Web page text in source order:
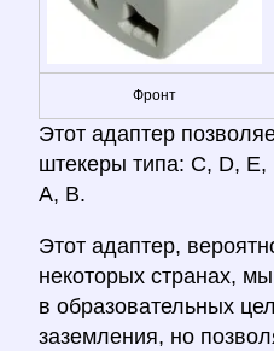
Фронт
Этот адаптер
штекеры типа: C, D, E,
A, B.
Этот адаптер,
некоторых странах,
в образовательных
заземления, но